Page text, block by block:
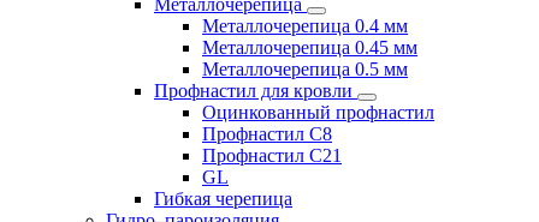
Металлочерепица
Металлочерепица 0.4 мм
Металлочерепица 0.45 мм
Металлочерепица 0.5 мм
Профнастил для кровли
Оцинкованный профнастил
Профнастил С8
Профнастил С21
GL
Гибкая черепица